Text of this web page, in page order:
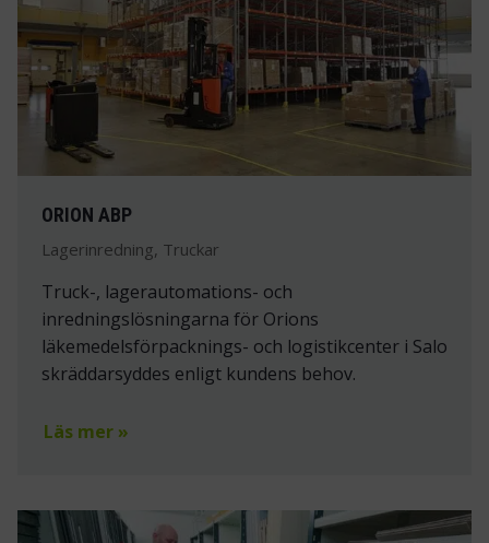
ORION ABP
Lagerinredning, Truckar
Truck-, lagerautomations- och
inredningslösningarna för Orions
läkemedelsförpacknings- och logistikcenter i Salo
skräddarsyddes enligt kundens behov.
Läs mer »